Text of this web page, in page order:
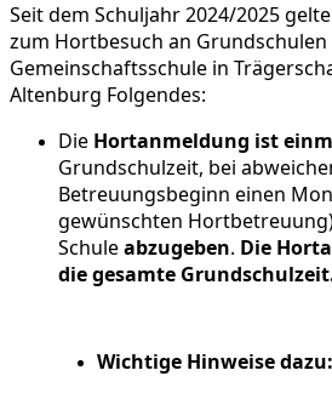
Seit dem Schuljahr 2024/2025
zum Hortbesuch an
Gemeinschaftsschule in
Altenburg Folgendes:
Die Hortanmeldung ist
Grundschulzeit, bei
Betreuungsbeginn einen
gewünschten
Schuleabzugeben. Die
die gesamte
Wichtige Hinweise dazu: